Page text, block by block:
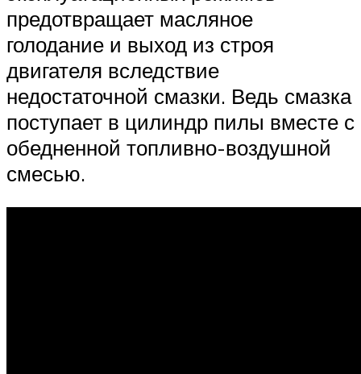
предотвращает масляное
голодание и выход из строя
двигателя вследствие
недостаточной смазки. Ведь смазка
поступает в цилиндр пилы вместе с
обедненной топливно-воздушной
смесью.